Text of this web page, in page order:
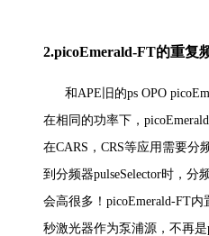
2.picoEmerald-FT的重复
和APE旧的ps OPO
在相同的功率下，
在CARS，CRS等应用需要分
到分频器pulseSelector时，
会高很多！picoEmerald-FT内
秒激光器作为泵浦源，不再是